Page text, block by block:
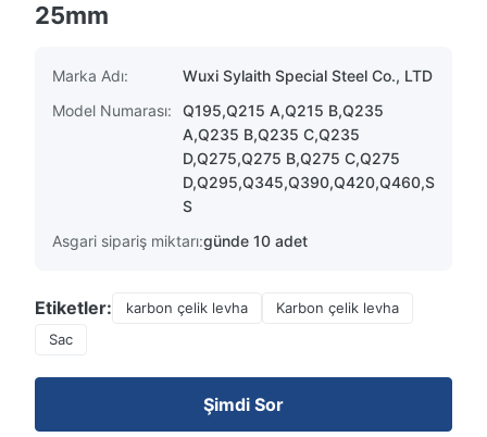
25mm
Marka Adı:
Wuxi Sylaith Special Steel Co., LTD
Model Numarası:
Q195,Q215 A,Q215 B,Q235
A,Q235 B,Q235 C,Q235
D,Q275,Q275 B,Q275 C,Q275
D,Q295,Q345,Q390,Q420,Q460,S
S
Asgari sipariş miktarı:günde 10 adet
Etiketler: karbon çelik levha
Karbon çelik levha
Sac
Şimdi Sor